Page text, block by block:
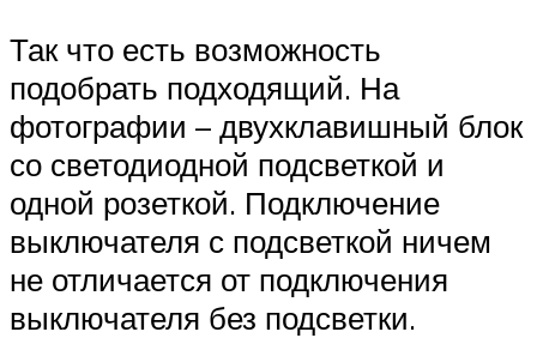
Так что есть возможность
подобрать подходящий. На
фотографии – двухклавишный блок
со светодиодной подсветкой и
одной розеткой. Подключение
выключателя с подсветкой ничем
не отличается от подключения
выключателя без подсветки.